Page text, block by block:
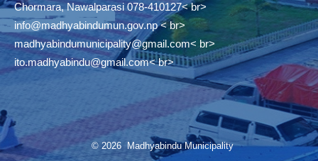
Chormara, Nawalparasi 078-410127< br>
info@madhyabindumun.gov.np< br>
madhyabindumunicipality@gmail.com< br>
ito.madhyabindu@gmail.com< br>
© 2026 Madhyabindu Municipality